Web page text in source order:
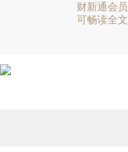
财新通会员
可畅读全文